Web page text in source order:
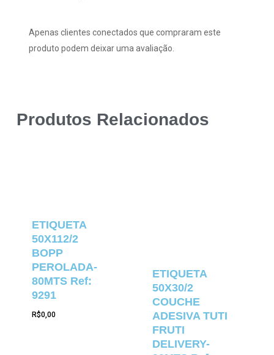
Apenas clientes conectados que compraram este
produto podem deixar uma avaliação.
Produtos Relacionados
ETIQUETA
50X112/2
BOPP
PEROLADA-
80MTS Ref:
9291
R$0,00
ETIQUETA
50X30/2
COUCHE
ADESIVA TUTI
FRUTI
DELIVERY-